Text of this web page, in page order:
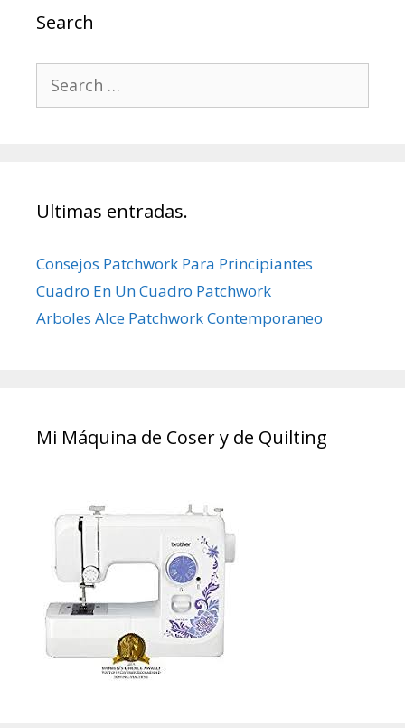
Search
for:
Ultimas entradas.
Consejos Patchwork Para Principiantes
Cuadro En Un Cuadro Patchwork
Arboles Alce Patchwork Contemporaneo
Mi Máquina de Coser y de Quilting